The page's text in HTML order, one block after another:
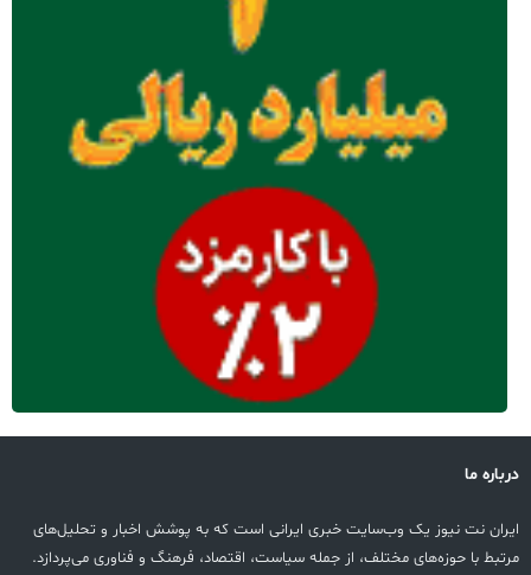
درباره ما
ایران نت نیوز یک وب‌سایت خبری ایرانی است که به پوشش اخبار و تحلیل‌های
مرتبط با حوزه‌های مختلف، از جمله سیاست، اقتصاد، فرهنگ و فناوری می‌پردازد.